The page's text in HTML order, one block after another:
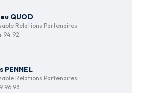
QUOD
Relations Partenaires
94 92
PENNEL
Relations Partenaires
96 93